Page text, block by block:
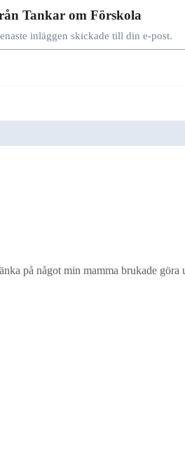
Tankar om Förskola
inläggen skickade till din e-post.
på något min mamma brukade